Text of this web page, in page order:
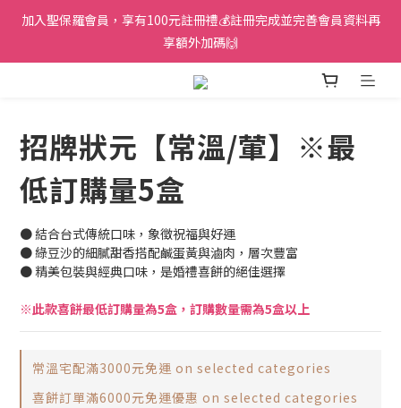
加入聖保羅會員，享有100元註冊禮💰註冊完成並完善會員資料再
享額外加碼🙌
招牌狀元【常溫/葷】※最
低訂購量5盒
● 結合台式傳統口味，象徵祝福與好運
● 綠豆沙的細膩甜香搭配鹹蛋黃與滷肉，層次豐富
● 精美包裝與經典口味，是婚禮喜餅的絕佳選擇
※此款喜餅最低訂購量為5盒，訂購數量需為5盒以上
常溫宅配滿3000元免運 on selected categories
喜餅訂單滿6000元免運優惠 on selected categories